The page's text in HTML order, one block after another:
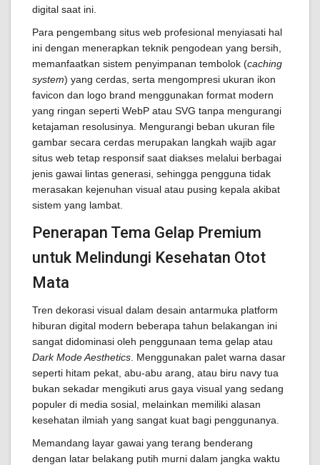
digital saat ini.
Para pengembang situs web profesional menyiasati hal
ini dengan menerapkan teknik pengodean yang bersih,
memanfaatkan sistem penyimpanan tembolok (caching
system) yang cerdas, serta mengompresi ukuran ikon
favicon dan logo brand menggunakan format modern
yang ringan seperti WebP atau SVG tanpa mengurangi
ketajaman resolusinya. Mengurangi beban ukuran file
gambar secara cerdas merupakan langkah wajib agar
situs web tetap responsif saat diakses melalui berbagai
jenis gawai lintas generasi, sehingga pengguna tidak
merasakan kejenuhan visual atau pusing kepala akibat
sistem yang lambat.
Penerapan Tema Gelap Premium
untuk Melindungi Kesehatan Otot
Mata
Tren dekorasi visual dalam desain antarmuka platform
hiburan digital modern beberapa tahun belakangan ini
sangat didominasi oleh penggunaan tema gelap atau
Dark Mode Aesthetics . Menggunakan palet warna dasar
seperti hitam pekat, abu-abu arang, atau biru navy tua
bukan sekadar mengikuti arus gaya visual yang sedang
populer di media sosial, melainkan memiliki alasan
kesehatan ilmiah yang sangat kuat bagi penggunanya.
Memandang layar gawai yang terang benderang
dengan latar belakang putih murni dalam jangka waktu